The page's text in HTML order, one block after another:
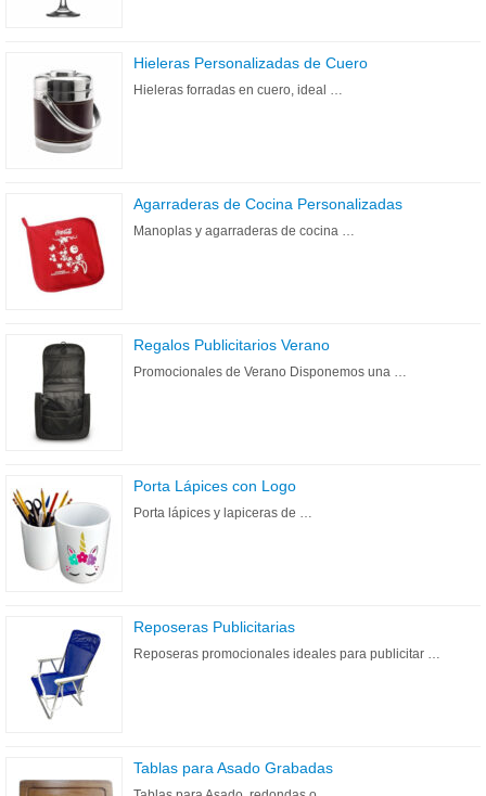
Hieleras Personalizadas de Cuero
Hieleras forradas en cuero, ideal …
Agarraderas de Cocina Personalizadas
Manoplas y agarraderas de cocina …
Regalos Publicitarios Verano
Promocionales de Verano Disponemos una …
Porta Lápices con Logo
Porta lápices y lapiceras de …
Reposeras Publicitarias
Reposeras promocionales ideales para publicitar …
Tablas para Asado Grabadas